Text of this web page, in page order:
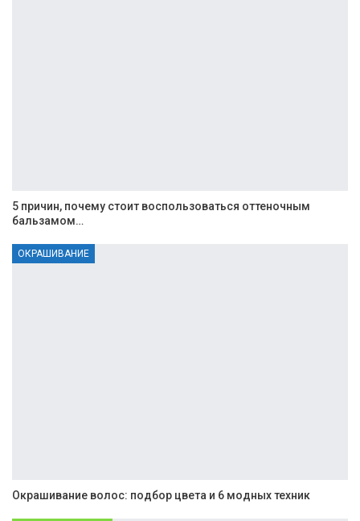
5 причин, почему стоит воспользоваться оттеночным
бальзамом…
ОКРАШИВАНИЕ
Окрашивание волос: подбор цвета и 6 модных техник